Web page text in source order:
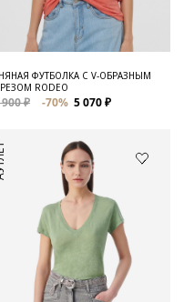
ФУТБОЛКА С V-ОБРАЗНЫМ
RODEO
₽ -70% 5 070 ₽